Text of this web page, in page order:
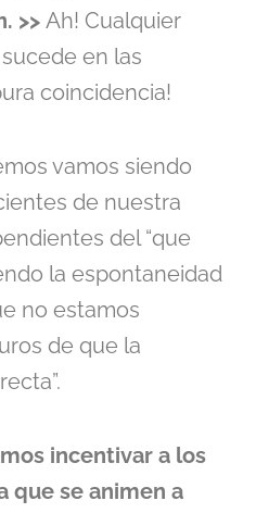
>> Ah! Cualquier
en las
coincidencia!
vamos siendo
de nuestra
del “que
la espontaneidad
no estamos
de que la
incentivar a los
que se animen a